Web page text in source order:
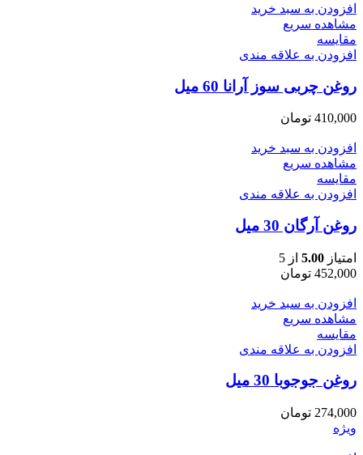
افزودن به سبد خرید
مشاهده سریع
مقایسه
افزودن به علاقه مندی
روغن چربی سوز آرانا 60 میل
410,000 تومان
افزودن به سبد خرید
مشاهده سریع
مقایسه
افزودن به علاقه مندی
روغن آرگان 30 میل
امتیاز 5.00 از 5
452,000 تومان
افزودن به سبد خرید
مشاهده سریع
مقایسه
افزودن به علاقه مندی
روغن جوجوبا 30 میل
274,000 تومان
ویژه